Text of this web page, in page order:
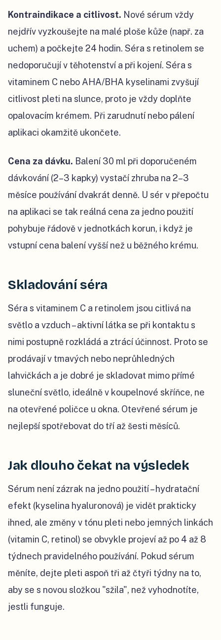
Kontraindikace a citlivost. Nové sérum vždy
nejdřív vyzkoušejte na malé ploše kůže (např. za
uchem) a počkejte 24 hodin. Séra s retinolem se
nedoporučují v těhotenství a při kojení. Séra s
vitaminem C nebo AHA/BHA kyselinami zvyšují
citlivost pleti na slunce, proto je vždy doplňte
opalovacím krémem. Při zarudnutí nebo pálení
aplikaci okamžitě ukončete.
Cena za dávku. Balení 30 ml při doporučeném
dávkování (2–3 kapky) vystačí zhruba na 2–3
měsíce používání dvakrát denně. U sér v přepočtu
na aplikaci se tak reálná cena za jedno použití
pohybuje řádově v jednotkách korun, i když je
vstupní cena balení vyšší než u běžného krému.
Skladování séra
Séra s vitaminem C a retinolem jsou citlivá na
světlo a vzduch – aktivní látka se při kontaktu s
nimi postupně rozkládá a ztrácí účinnost. Proto se
prodávají v tmavých nebo neprůhledných
lahvičkách a je dobré je skladovat mimo přímé
sluneční světlo, ideálně v koupelnové skříňce, ne
na otevřené poličce u okna. Otevřené sérum je
nejlepší spotřebovat do tří až šesti měsíců.
Jak dlouho čekat na výsledek
Sérum není zázrak na jedno použití – hydratační
efekt (kyselina hyaluronová) je vidět prakticky
ihned, ale změny v tónu pleti nebo jemných linkách
(vitamin C, retinol) se obvykle projeví až po 4 až 8
týdnech pravidelného používání. Pokud sérum
měníte, dejte pleti aspoň tři až čtyři týdny na to,
aby se s novou složkou "sžila", než vyhodnotíte,
jestli funguje.